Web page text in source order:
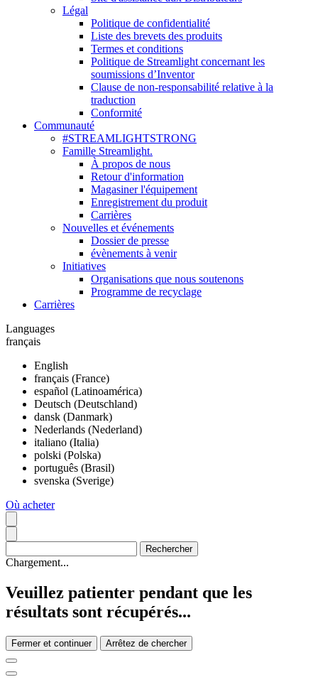
Légal
Politique de confidentialité
Liste des brevets des produits
Termes et conditions
Politique de Streamlight concernant les
soumissions d’Inventor
Clause de non-responsabilité relative à la
traduction
Conformité
Communauté
#STREAMLIGHTSTRONG
Famille Streamlight.
À propos de nous
Retour d'information
Magasiner l'équipement
Enregistrement du produit
Carrières
Nouvelles et événements
Dossier de presse
évènements à venir
Initiatives
Organisations que nous soutenons
Programme de recyclage
Carrières
Languages
français
English
français (France)
español (Latinoamérica)
Deutsch (Deutschland)
dansk (Danmark)
Nederlands (Nederland)
italiano (Italia)
polski (Polska)
português (Brasil)
svenska (Sverige)
Où acheter
Chargement...
Veuillez patienter pendant que les
résultats sont récupérés...
Fermer et continuer Arrêtez de chercher